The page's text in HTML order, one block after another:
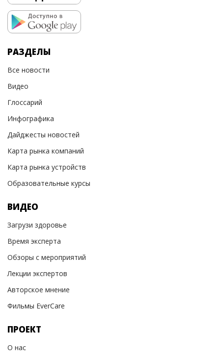
РАЗДЕЛЫ
Все новости
Видео
Глоссарий
Инфографика
Дайджесты новостей
Карта рынка компаний
Карта рынка устройств
Образовательные курсы
ВИДЕО
Загрузи здоровье
Время эксперта
Обзоры с мероприятий
Лекции экспертов
Авторское мнение
Фильмы EverCare
ПРОЕКТ
О нас